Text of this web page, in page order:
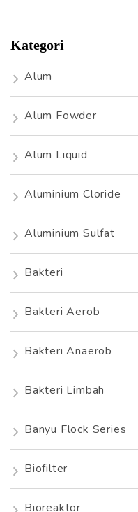
Kategori
Alum
Alum Fowder
Alum Liquid
Aluminium Cloride
Aluminium Sulfat
Bakteri
Bakteri Aerob
Bakteri Anaerob
Bakteri Limbah
Banyu Flock Series
Biofilter
Bioreaktor